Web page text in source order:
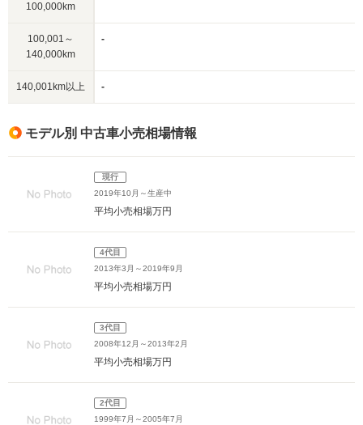
100,000km
100,001～
140,000km
-
140,001km以上 -
モデル別 中古車小売相場情報
現行
2019年10月～生産中
平均小売相場万円
4代目
2013年3月～2019年9月
平均小売相場万円
3代目
2008年12月～2013年2月
平均小売相場万円
2代目
1999年7月～2005年7月